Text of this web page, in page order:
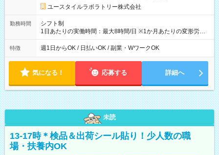
ユースタイルラボラトリー株式会社
勤務時間
シフト制
1日あたりの実働時間：最大8時間/日 ※1か月あたりの変形労働
制（週平均40時間以内） 夜勤：17:00-翌09:00（休憩2時間）
特徴 週1日からOK / 日払いOK / 副業・WワークOK
気になる！ 応募する 詳細へ
未読
13-17時＊検品＆出荷シール貼り！少人数の職
場・扶養内OK